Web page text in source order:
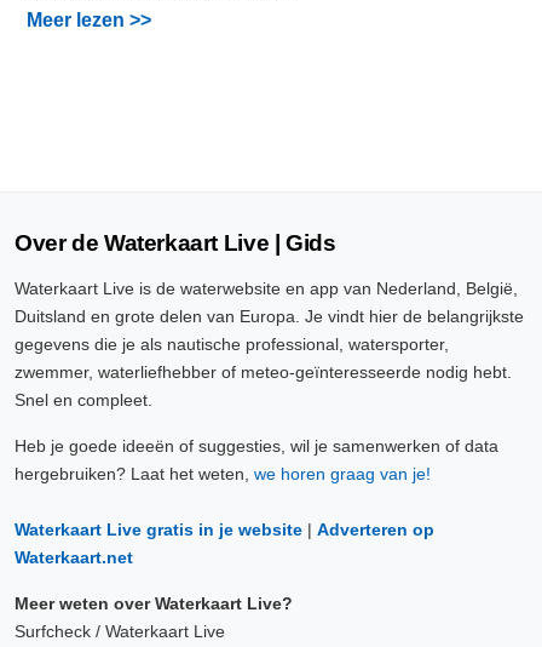
Meer lezen >>
Over de Waterkaart Live | Gids
Waterkaart Live is de waterwebsite en app van Nederland, België,
Duitsland en grote delen van Europa. Je vindt hier de belangrijkste
gegevens die je als nautische professional, watersporter,
zwemmer, waterliefhebber of meteo-geïnteresseerde nodig hebt.
Snel en compleet.
Heb je goede ideeën of suggesties, wil je samenwerken of data
hergebruiken? Laat het weten, we horen graag van je!
Waterkaart Live gratis in je website | Adverteren op
Waterkaart.net
Meer weten over Waterkaart Live?
Surfcheck / Waterkaart Live